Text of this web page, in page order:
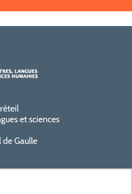
et sciences
de Gaulle